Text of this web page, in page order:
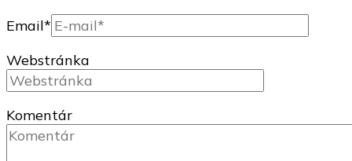
Email*
Webstránka
Komentár